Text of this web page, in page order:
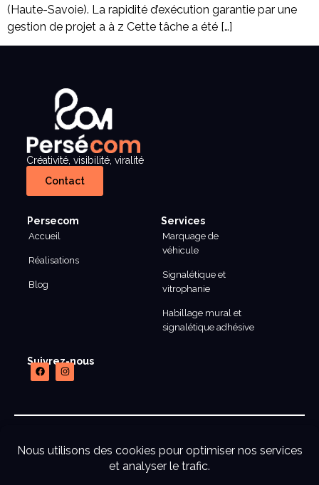
(Haute-Savoie). La rapidité d’exécution garantie par une
gestion de projet a à z Cette tâche a été […]
Créativité, visibilité, viralité
Contact
Persecom
Accueil
Réalisations
Blog
Services
Marquage de
véhicule
Signalétique et
vitrophanie
Habillage mural et
signalétique adhésive
Suivrez-nous